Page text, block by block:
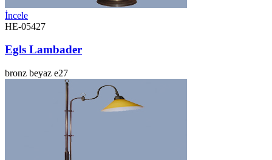
İncele
HE-05427
Egls Lambader
bronz beyaz e27